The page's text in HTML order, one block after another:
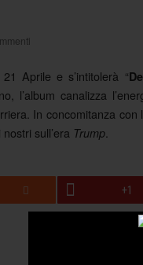
Aprile e s’intitolerà “
l’album canalizza
In concomitanza con
sull’era Trump
+1